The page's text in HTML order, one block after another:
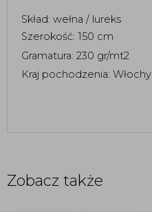
Skład: wełna / lureks
Szerokość: 150 cm
Gramatura: 230 gr/mt2
Kraj pochodzenia: Włochy
Zobacz także